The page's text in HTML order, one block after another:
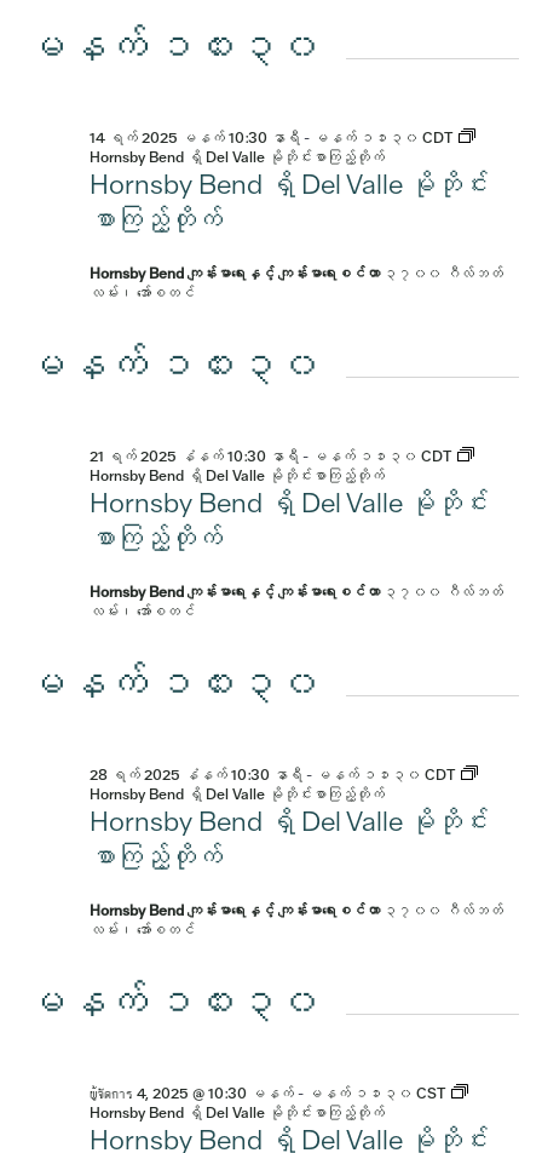
မနက် ၁၀း၃၀
Hornsby Bend ရှိ Del Valle မိုဘိုင်း
စာကြည့်တိုက်
14 ရက် 2025 မနက် 10:30 နာရီ - မနက် ၁၁း၃၀ CDT
Hornsby Bend ရှိ Del Valle မိုဘိုင်းစာကြည့်တိုက်
Hornsby Bend ကျန်းမာရေးနှင့် ကျန်းမာရေးစင်တာ ၃၇၀၀ ဂီလ်ဘတ်
လမ်း၊ အော်စတင်
မနက် ၁၀း၃၀
Hornsby Bend ရှိ Del Valle မိုဘိုင်း
စာကြည့်တိုက်
21 ရက် 2025 နံနက် 10:30 နာရီ - မနက် ၁၁း၃၀ CDT
Hornsby Bend ရှိ Del Valle မိုဘိုင်းစာကြည့်တိုက်
Hornsby Bend ကျန်းမာရေးနှင့် ကျန်းမာရေးစင်တာ ၃၇၀၀ ဂီလ်ဘတ်
လမ်း၊ အော်စတင်
မနက် ၁၀း၃၀
Hornsby Bend ရှိ Del Valle မိုဘိုင်း
စာကြည့်တိုက်
28 ရက် 2025 နံနက် 10:30 နာရီ - မနက် ၁၁း၃၀ CDT
Hornsby Bend ရှိ Del Valle မိုဘိုင်းစာကြည့်တိုက်
Hornsby Bend ကျန်းမာရေးနှင့် ကျန်းမာရေးစင်တာ ၃၇၀၀ ဂီလ်ဘတ်
လမ်း၊ အော်စတင်
မနက် ၁၀း၃၀
Hornsby Bend ရှိ Del Valle မိုဘိုင်း
ผู้จัดการ 4, 2025 @ 10:30 မနက်- မနက် ၁၁း၃၀ CST
Hornsby Bend ရှိ Del Valle မိုဘိုင်းစာကြည့်တိုက်